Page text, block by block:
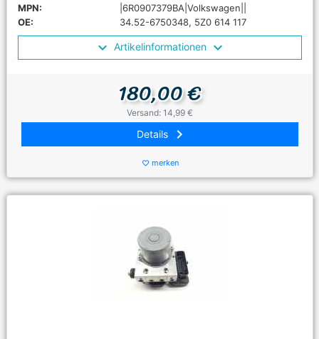
MPN:
|6R0907379BA|Volkswagen||
OE:
34.52-6750348, 5Z0 614 117
Artikelinformationen
180,00 €
Versand: 14,99 €
Details keyboard_arrow_right
favorite_border merken